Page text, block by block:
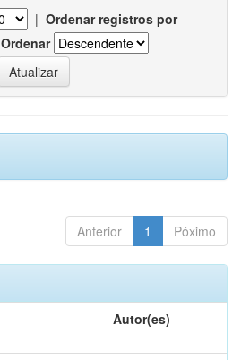
| Ordenar registros por
Ordenar
Anterior 1 Póximo
Autor(es)